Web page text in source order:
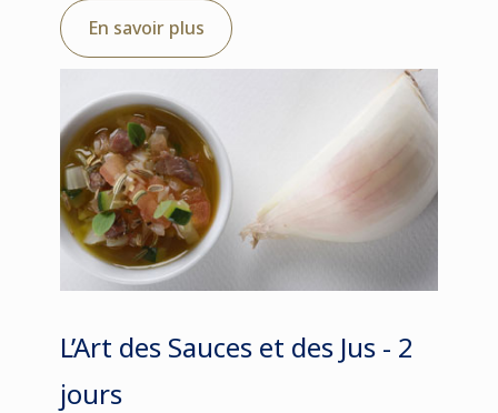
En savoir plus
L’Art des Sauces et des Jus - 2
jours